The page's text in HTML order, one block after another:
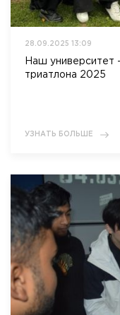
28.09.2025 13:09
Наш университет
триатлона 2025
УЗНАТЬ БОЛЬШЕ